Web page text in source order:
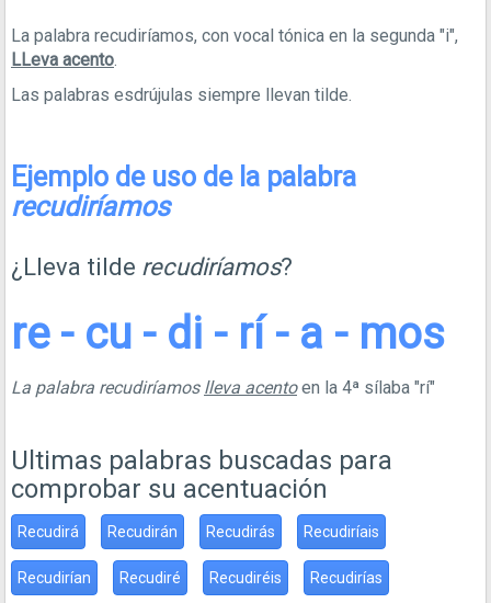
La palabra recudiríamos, con vocal tónica en la segunda "i",
LLeva acento.
Las palabras esdrújulas siempre llevan tilde.
Ejemplo de uso de la palabra
recudiríamos
¿Lleva tilde recudiríamos?
re - cu - di - rí - a - mos
La palabra recudiríamos lleva acentoen la 4ª sílaba "rí"
Ultimas palabras buscadas para
comprobar su acentuación
Recudirá Recudirán Recudirás Recudiríais
Recudirían Recudiré Recudiréis Recudirías